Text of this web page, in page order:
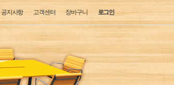
로그인
장바구니
고객센터
공지사항